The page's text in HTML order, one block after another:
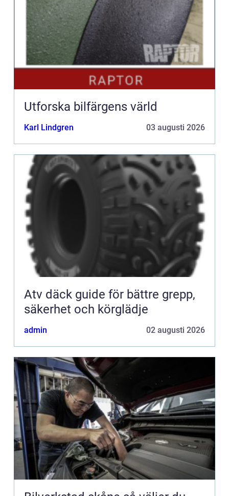
Utforska bilfärgens värld
Karl Lindgren 03 augusti 2026
Atv däck guide för bättre grepp,
säkerhet och körglädje
admin 02 augusti 2026